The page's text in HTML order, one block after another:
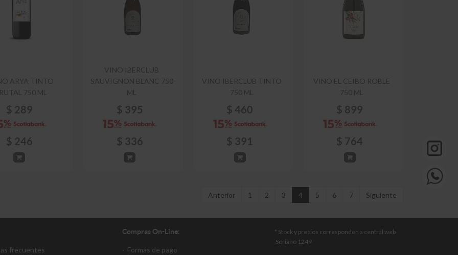
ARYA TINTO
750 ML
$ 289
$ 246
VINO IBERCLUB
SAUVIGNON BLANC 750
ML
$ 395
$ 336
VINO IBERCLUB TINTO
750 ML
$ 460
$ 391
VINO EL CEIBO ROBLE
750 ML
$ 899
$ 764
Anterior 1 2 3 4 5 6 7 Siguiente
frecuentes
Compras On-Line:
· Formas de pago
* Stock y precios corresponden a central web
Soriano 1249